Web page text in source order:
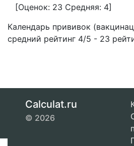
[Оценок: 23 Средняя: 4]
Календарь прививок
средний рейтинг 4/5 - 23
Calculat.ru
© 2026